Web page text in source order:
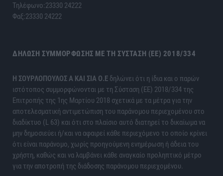
Τηλέφωνο:23330 24222
Φαξ:23330 24222
ΔΉΛΩΣΗ ΣΥΜΜΌΡΦΩΣΗΣ ΜΕ ΤΗ ΣΎΣΤΑΣΗ (ΕΕ) 2018/334
H ΣΟΥΡΛΟΠΟΥΛΟΣ Α ΚΑΙ ΣΙΑ Ο.Ε δηλώνει ότι η ίδια και ο παρών
ιστότοπος συμμορφώνονται με τη Σύσταση (ΕΕ) 2018/334 της
Επιτροπής της 1ης Μαρτίου 2018 σχετικά με τα μέτρα για την
αποτελεσματική αντιμετώπιση του παράνομου περιεχομένου στο
διαδίκτυο (L 63) και ότι στο πλαίσιο αυτό διατηρεί το δικαίωμα να
μην δημοσιεύει ή/και να αφαιρεί κάθε περιεχόμενο το οποίο κρίνει
ότι είναι παράνομο, χωρίς προηγούμενη ενημέρωση ή άδεια του
χρήστη, καθώς και να λαμβάνει κάθε αναγκαίο προληπτικό μέτρο
για την αποτροπή της διάδοσης παράνομου περιεχομένου.